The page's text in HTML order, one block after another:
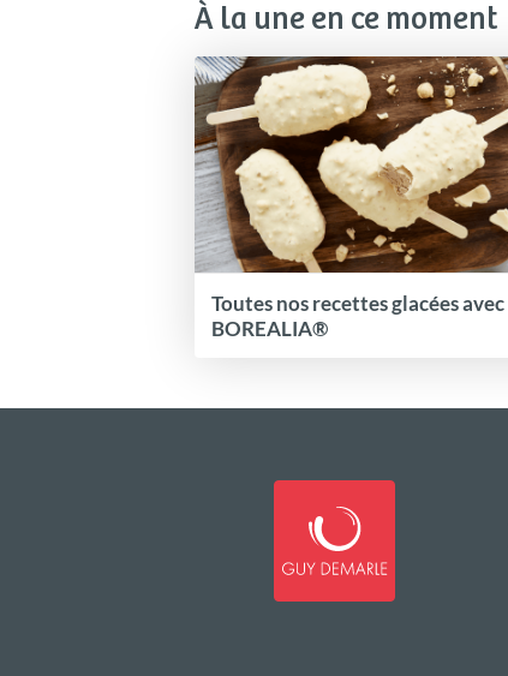
À la une en ce moment
Toutes nos recettes glacées avec
BOREALIA®